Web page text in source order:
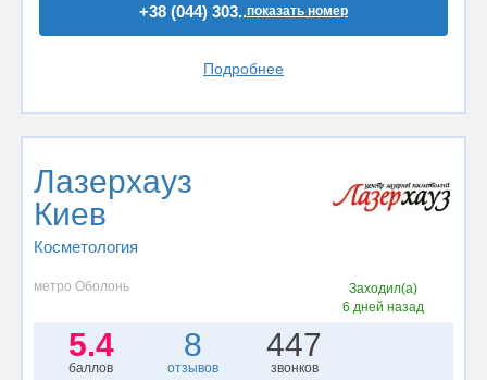
+38 (044) 303..показать номер
Подробнее
Лазерхауз
Киев
Косметология
метро Оболонь
Заходил(а)
6 дней назад
5.4
баллов
8
отзывов
447
звонков